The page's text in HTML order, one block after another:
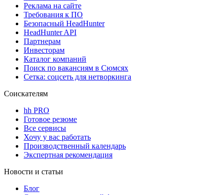
Реклама на сайте
Требования к ПО
Безопасный HeadHunter
HeadHunter API
Партнерам
Инвесторам
Каталог компаний
Поиск по вакансиям в Сюмсях
Сетка: соцсеть для нетворкинга
Соискателям
hh PRO
Готовое резюме
Все сервисы
Хочу у вас работать
Производственный календарь
Экспертная рекомендация
Новости и статьи
Блог